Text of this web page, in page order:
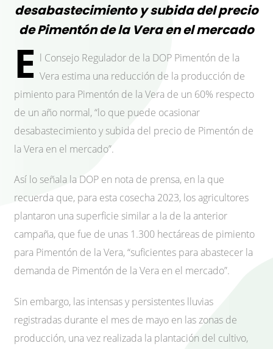
desabastecimiento y subida del precio
de Pimentón de la Vera en el mercado
E l Consejo Regulador de la DOP Pimentón de la
Vera estima una reducción de la producción de
pimiento para Pimentón de la Vera de un 60% respecto
de un año normal, “lo que puede ocasionar
desabastecimiento y subida del precio de Pimentón de
la Vera en el mercado”.
Así lo señala la DOP en nota de prensa, en la que
recuerda que, para esta cosecha 2023, los agricultores
plantaron una superficie similar a la de la anterior
campaña, que fue de unas 1.300 hectáreas de pimiento
para Pimentón de la Vera, “suficientes para abastecer la
demanda de Pimentón de la Vera en el mercado”.
Sin embargo, las intensas y persistentes lluvias
registradas durante el mes de mayo en las zonas de
producción, una vez realizada la plantación del cultivo,